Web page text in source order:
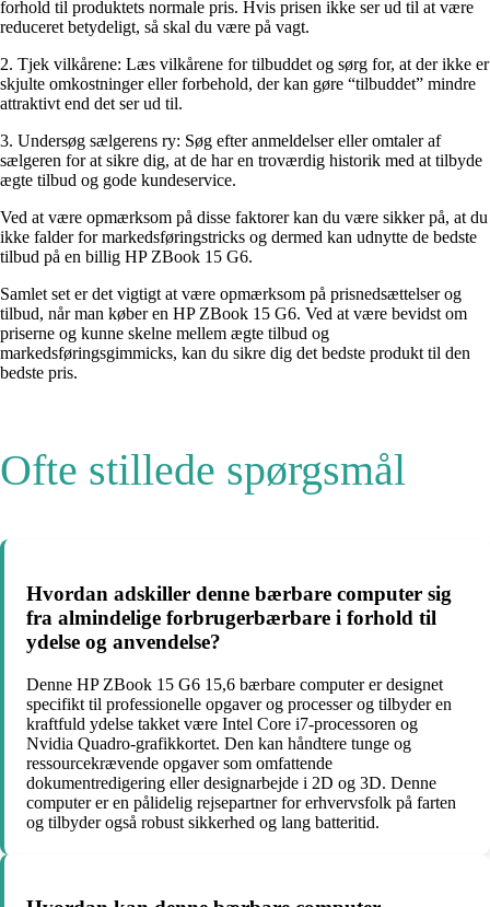
forhold til produktets normale pris. Hvis prisen ikke ser ud til at være
reduceret betydeligt, så skal du være på vagt.
2. Tjek vilkårene: Læs vilkårene for tilbuddet og sørg for, at der ikke er
skjulte omkostninger eller forbehold, der kan gøre “tilbuddet” mindre
attraktivt end det ser ud til.
3. Undersøg sælgerens ry: Søg efter anmeldelser eller omtaler af
sælgeren for at sikre dig, at de har en troværdig historik med at tilbyde
ægte tilbud og gode kundeservice.
Ved at være opmærksom på disse faktorer kan du være sikker på, at du
ikke falder for markedsføringstricks og dermed kan udnytte de bedste
tilbud på en billig HP ZBook 15 G6.
Samlet set er det vigtigt at være opmærksom på prisnedsættelser og
tilbud, når man køber en HP ZBook 15 G6. Ved at være bevidst om
priserne og kunne skelne mellem ægte tilbud og
markedsføringsgimmicks, kan du sikre dig det bedste produkt til den
bedste pris.
Ofte stillede spørgsmål
Hvordan adskiller denne bærbare computer sig
fra almindelige forbrugerbærbare i forhold til
ydelse og anvendelse?
Denne HP ZBook 15 G6 15,6 bærbare computer er designet
specifikt til professionelle opgaver og processer og tilbyder en
kraftfuld ydelse takket være Intel Core i7-processoren og
Nvidia Quadro-grafikkortet. Den kan håndtere tunge og
ressourcekrævende opgaver som omfattende
dokumentredigering eller designarbejde i 2D og 3D. Denne
computer er en pålidelig rejsepartner for erhvervsfolk på farten
og tilbyder også robust sikkerhed og lang batteritid.